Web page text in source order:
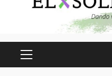
MENÚ